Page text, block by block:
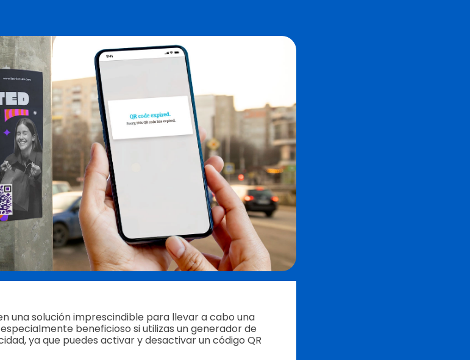
una solución imprescindible para llevar a cabo una
beneficioso si utilizas un generador de
ya que puedes activar y desactivar un código QR